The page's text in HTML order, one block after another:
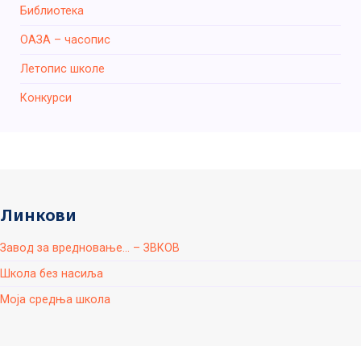
Библиотека
ОАЗА – часопис
Летопис школе
Конкурси
Линкови
Завод за вредновање... – ЗВКОВ
Школа без насиља
Моја средња школа